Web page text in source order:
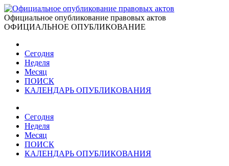
Официальное опубликование правовых актов
ОФИЦИАЛЬНОЕ ОПУБЛИКОВАНИЕ
Сегодня
Неделя
Месяц
ПОИСК
КАЛЕНДАРЬ ОПУБЛИКОВАНИЯ
Сегодня
Неделя
Месяц
ПОИСК
КАЛЕНДАРЬ ОПУБЛИКОВАНИЯ